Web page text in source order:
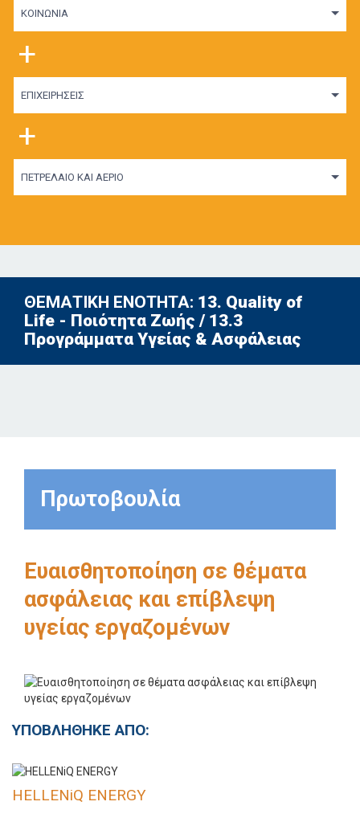
ΚΟΙΝΩΝΙΑ
+
ΕΠΙΧΕΙΡΗΣΕΙΣ
+
ΠΕΤΡΕΛΑΙΟ ΚΑΙ ΑΕΡΙΟ
ΘΕΜΑΤΙΚΗ ΕΝΟΤΗΤΑ: 13. Quality of
Life - Ποιότητα Ζωής / 13.3
Προγράμματα Υγείας & Ασφάλειας
Πρωτοβουλία
Ευαισθητοποίηση σε θέματα
ασφάλειας και επίβλεψη
υγείας εργαζομένων
ΥΠΟΒΛΗΘΗΚΕ ΑΠΟ:
HELLENiQ ENERGY